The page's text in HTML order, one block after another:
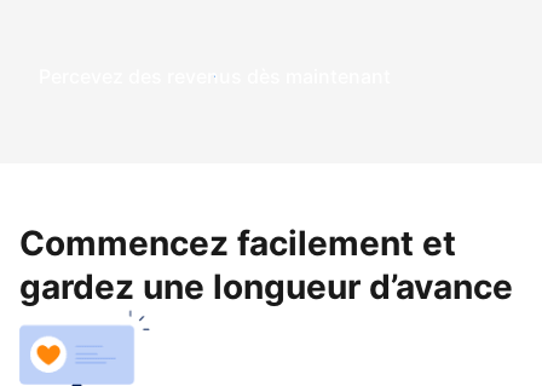
Percevez des revenus dès maintenant
Commencez facilement et
gardez une longueur d’avance